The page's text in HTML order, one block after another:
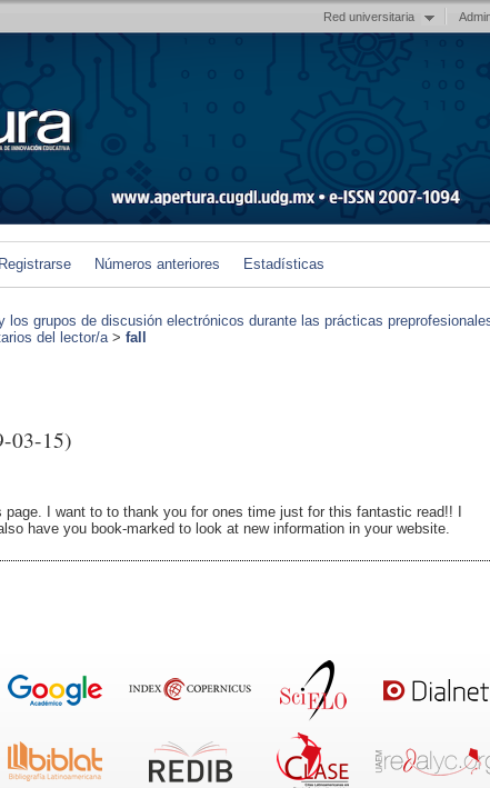
Red universitaria
Registrarse Números anteriores Estadísticas
los grupos de discusión electrónicos durante las prácticas
del lector/a> fall
03-15)
I want to to thank you for ones time just for this fantastic read!! I
have you book-marked to look at new information in your website.